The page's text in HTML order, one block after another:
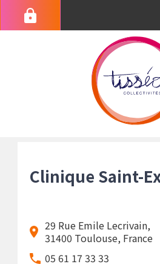
contenu
Menu
du
d'Ariane
Clinique Saint-
29 Rue Emile Lecrivain,
31400 Toulouse, France
05 61 17 33 33